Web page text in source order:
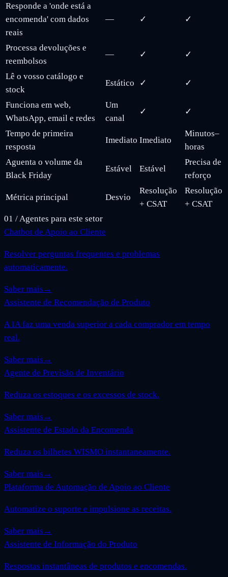
Responde a 'onde está a
encomenda' com dados
reais
— ✓ ✓
Processa devoluções e
reembolsos
— ✓ ✓
Lê o vosso catálogo e
stock
Estático ✓ ✓
Funciona em web,
WhatsApp, email e redes
Um
canal
✓ ✓
Tempo de primeira
resposta
Imediato Imediato
Minutos–
horas
Aguenta o volume da
Black Friday
Estável Estável
Precisa de
reforço
Métrica principal Desvio
Resolução
+ CSAT
Resolução
+ CSAT
01 /Agentes para este setor
Chatbot de Apoio ao Cliente
Resolver perguntas frequentes e problemas
automaticamente.
Saber mais →
Assistente de Recomendação de Produto
A IA faz uma venda superior a cada comprador em tempo
real.
Saber mais →
Agente de Previsão de Inventário
Reduza os estoques e os excessos de stock.
Saber mais →
Assistente de Estado da Encomenda
Reduza os bilhetes WISMO instantaneamente.
Saber mais →
Plataforma de Automação de Apoio ao Cliente
Automatize o suporte e impulsione as receitas.
Saber mais →
Assistente de Informação do Produto
Respostas instantâneas de produtos e encomendas.